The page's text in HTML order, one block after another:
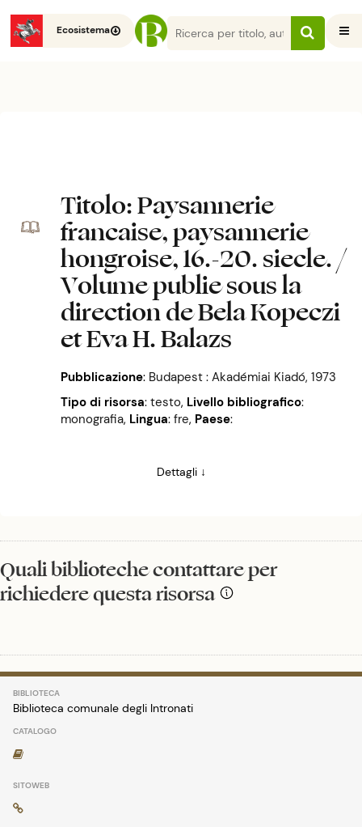
Ecosistema
Titolo: Paysannerie
francaise, paysannerie
hongroise, 16.-20. siecle. /
Volume publie sous la
direction de Bela Kopeczi
et Eva H. Balazs
Pubblicazione: Budapest : Akadémiai Kiadó, 1973
Tipo di risorsa: testo, Livello bibliografico:
monografia, Lingua: fre, Paese:
Dettagli ↓
Quali biblioteche contattare per
richiedere questa risorsa
Biblioteca comunale degli Intronati